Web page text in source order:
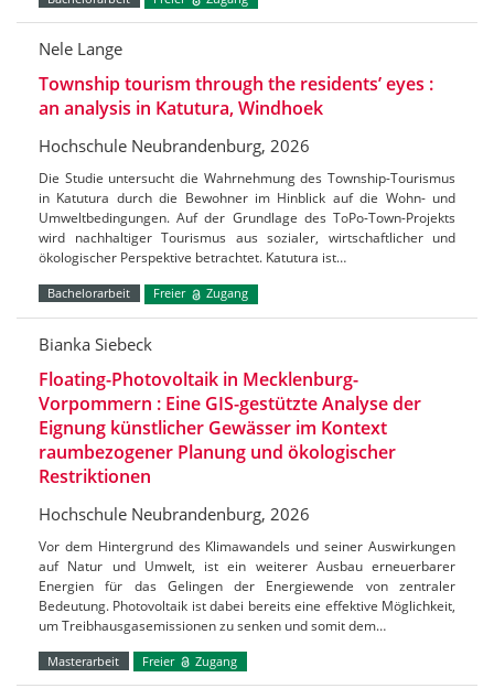
Nele Lange
Township tourism through the residents’ eyes :
an analysis in Katutura, Windhoek
Hochschule Neubrandenburg, 2026
Die Studie untersucht die Wahrnehmung des Township-Tourismus
in Katutura durch die Bewohner im Hinblick auf die Wohn- und
Umweltbedingungen. Auf der Grundlage des ToPo-Town-Projekts
wird nachhaltiger Tourismus aus sozialer, wirtschaftlicher und
ökologischer Perspektive betrachtet. Katutura ist…
Bachelorarbeit Freier Zugang
Bianka Siebeck
Floating-Photovoltaik in Mecklenburg-
Vorpommern : Eine GIS-gestützte Analyse der
Eignung künstlicher Gewässer im Kontext
raumbezogener Planung und ökologischer
Restriktionen
Hochschule Neubrandenburg, 2026
Vor dem Hintergrund des Klimawandels und seiner Auswirkungen
auf Natur und Umwelt, ist ein weiterer Ausbau erneuerbarer
Energien für das Gelingen der Energiewende von zentraler
Bedeutung. Photovoltaik ist dabei bereits eine effektive Möglichkeit,
um Treibhausgasemissionen zu senken und somit dem…
Masterarbeit Freier Zugang